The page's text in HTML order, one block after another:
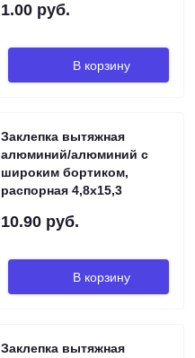
1.00 руб.
В корзину
Заклепка вытяжная
алюминий/алюминий с
широким бортиком,
распорная 4,8х15,3
10.90 руб.
В корзину
Заклепка вытяжная